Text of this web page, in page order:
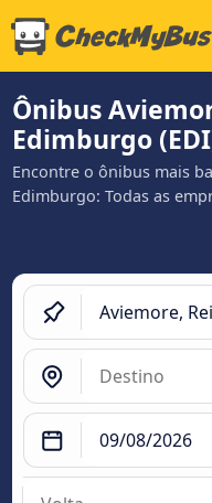
Ônibus
Edimburgo
Encontre o ônibus mais
Edimburgo: Todas as